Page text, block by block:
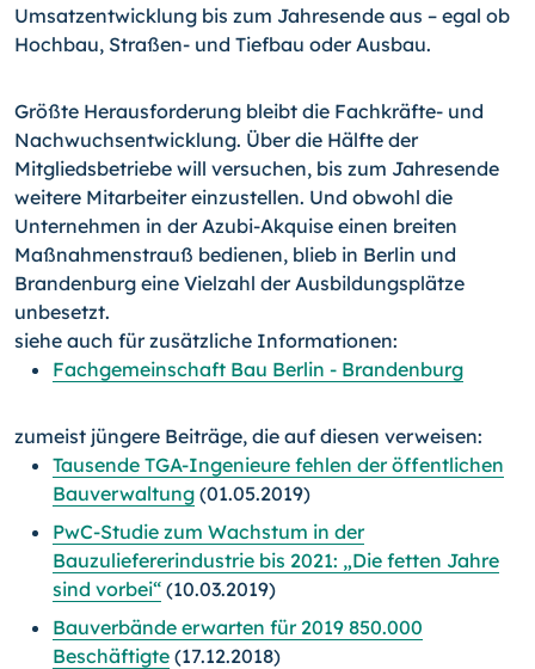
Umsatzentwicklung bis zum Jahresende aus – egal ob
Hochbau, Straßen- und Tiefbau oder Ausbau.
Größte Herausforderung bleibt die Fachkräfte- und
Nachwuchsentwicklung. Über die Hälfte der
Mitgliedsbetriebe will versuchen, bis zum Jahresende
weitere Mitarbeiter einzustellen. Und obwohl die
Unternehmen in der Azubi-Akquise einen breiten
Maßnahmen­strauß bedienen, blieb in Berlin und
Brandenburg eine Vielzahl der Ausbildungsplätze
unbesetzt.
siehe auch für zusätzliche Informationen:
Fachgemeinschaft Bau Berlin - Brandenburg
zumeist jüngere Beiträge, die auf diesen verweisen:
Tausende TGA-Ingenieure fehlen der öffentlichen
Bauverwaltung (01.05.2019)
PwC-Studie zum Wachstum in der
Bauzuliefererindustrie bis 2021: „Die fetten Jahre
sind vorbei“ (10.03.2019)
Bauverbände erwarten für 2019 850.000
Beschäftigte (17.12.2018)